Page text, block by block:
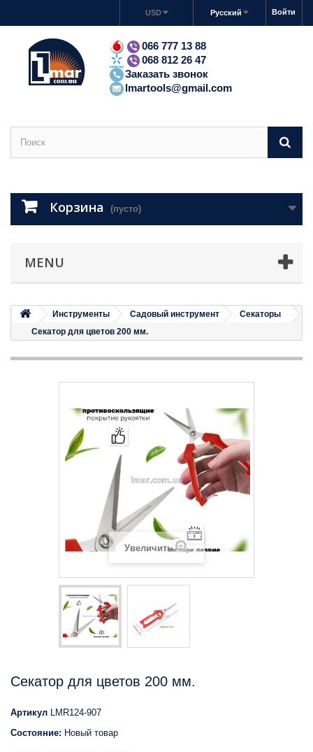
Войти
Русский
USD
066 777 13 88
068 812 26 47
Заказать звонок
lmartools@gmail.com
Корзина (пусто)
MENU
Инструменты Садовый инструмент
Секаторы
Секатор для цветов 200 мм.
Увеличить
Секатор для цветов 200 мм.
Артикул LMR124-907
Состояние: Новый товар